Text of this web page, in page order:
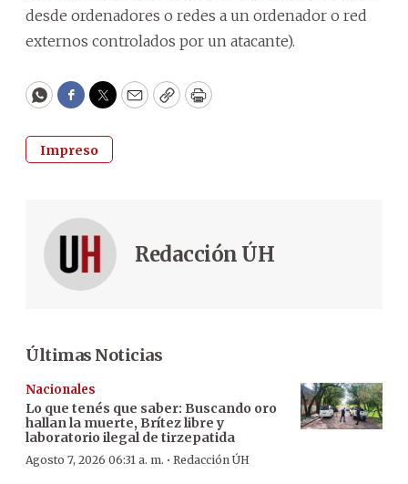
desde ordenadores o redes a un ordenador o red
externos controlados por un atacante).
WhatsApp
Facebook
Twitter
EmailCopyPrint
Impreso
Redacción ÚH
Últimas Noticias
Nacionales
Lo que tenés que saber: Buscando oro
hallan la muerte, Brítez libre y
laboratorio ilegal de tirzepatida
Agosto 7, 2026 06:31 a. m. · Redacción ÚH